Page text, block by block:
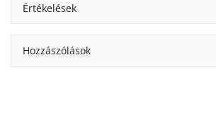
Értékelések
Hozzászólások